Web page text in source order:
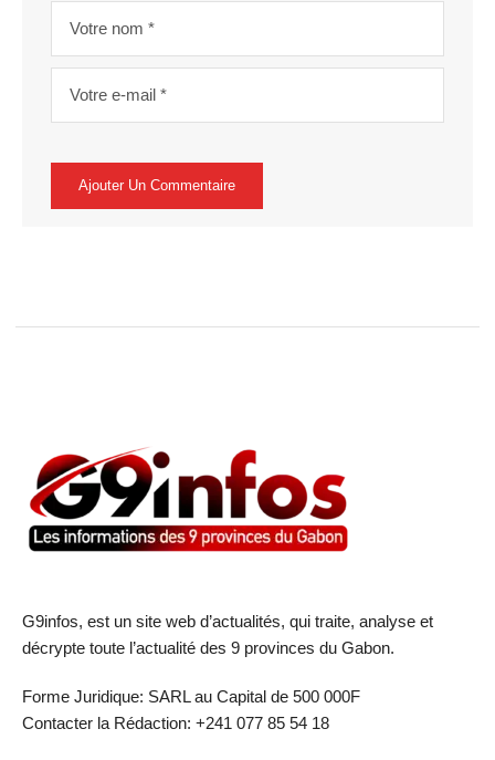
G9infos, est un site web d’actualités, qui traite, analyse et
décrypte toute l’actualité des 9 provinces du Gabon.
Forme Juridique: SARL au Capital de 500 000F
Contacter la Rédaction: +241 077 85 54 18